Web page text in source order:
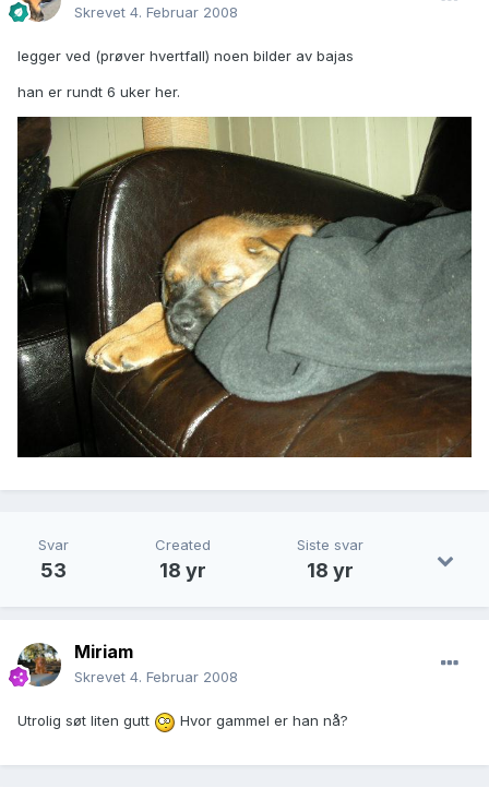
Skrevet 4. Februar 2008
legger ved (prøver hvertfall) noen bilder av bajas
han er rundt 6 uker her.
Svar
53
Created
18 yr
Siste svar
18 yr
Miriam
Skrevet 4. Februar 2008
Utrolig søt liten gutt Hvor gammel er han nå?